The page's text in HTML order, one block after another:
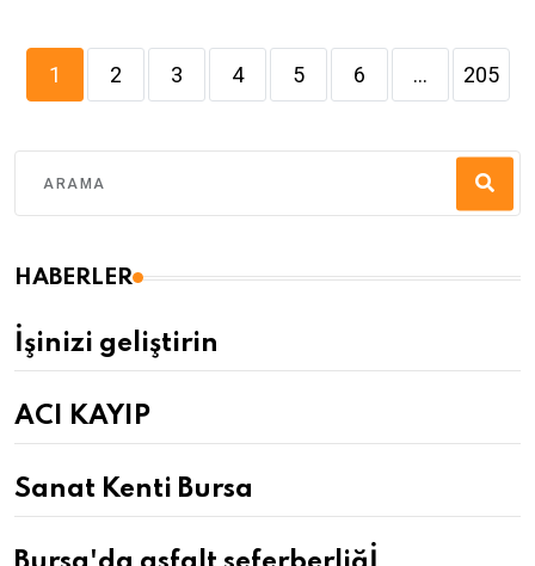
1 2 3 4 5 6 ... 205
HABERLER
İşinizi geliştirin
ACI KAYIP
Sanat Kenti Bursa